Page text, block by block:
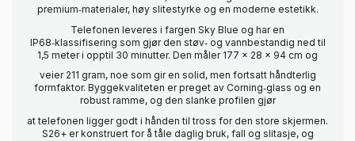
premium‑materialer, høy slitestyrke og en moderne estetikk.
Telefonen leveres i fargen Sky Blue og har en
IP68‑klassifisering som gjør den støv‑ og vannbestandig ned til
1,5 meter i opptil 30 minutter. Den måler 177 x 28 x 94 cm og
veier 211 gram, noe som gir en solid, men fortsatt håndterlig
formfaktor. Byggekvaliteten er preget av Corning‑glass og en
robust ramme, og den slanke profilen gjør
at telefonen ligger godt i hånden til tross for den store skjermen.
S26+ er konstruert for å tåle daglig bruk, fall og slitasje, og